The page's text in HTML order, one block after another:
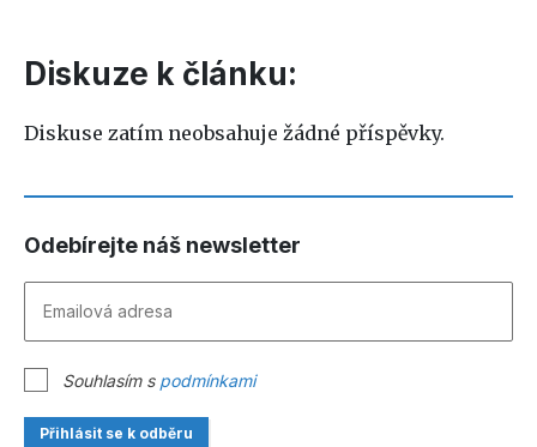
Diskuze k článku:
Diskuse zatím neobsahuje žádné příspěvky.
Odebírejte náš newsletter
Souhlasím s podmínkami
Přihlásit se k odběru